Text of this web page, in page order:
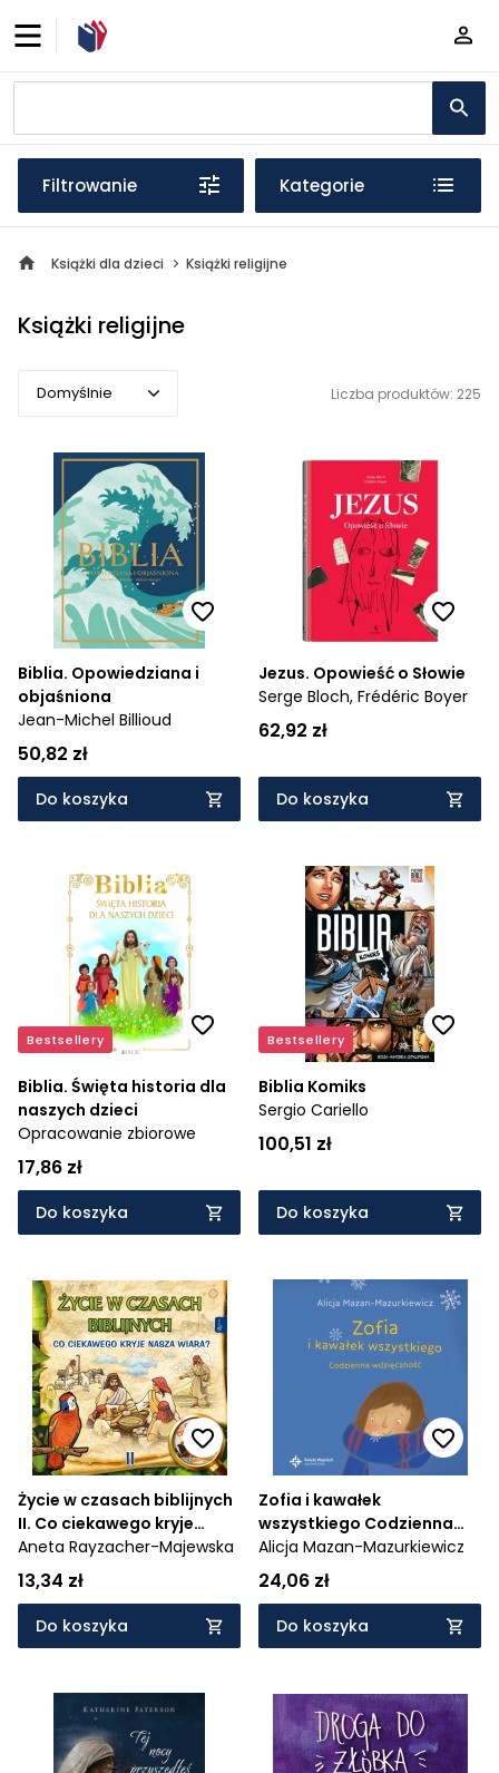
Filtrowanie Kategorie
Książki dla dzieci Książki religijne
Książki religijne
Domyślnie
Domyślnie
Popularne
Cena rosnąco
Cena malejąco
Od najnowszych
Od najstarszych
Liczba produktów: 225
Biblia. Opowiedziana i
objaśniona
Jean-Michel Billioud
50,82 zł
Do koszyka
Jezus. Opowieść o Słowie
Serge Bloch, Frédéric Boyer
62,92 zł
Do koszyka
Bestsellery
Biblia. Święta historia dla
naszych dzieci
Opracowanie zbiorowe
17,86 zł
Do koszyka
Bestsellery
Biblia Komiks
Sergio Cariello
100,51 zł
Do koszyka
Życie w czasach biblijnych
II. Co ciekawego kryje
nasza wiara?
Aneta Rayzacher-Majewska
13,34 zł
Do koszyka
Zofia i kawałek
wszystkiego Codzienna
wdzięczność
Alicja Mazan-Mazurkiewicz
24,06 zł
Do koszyka